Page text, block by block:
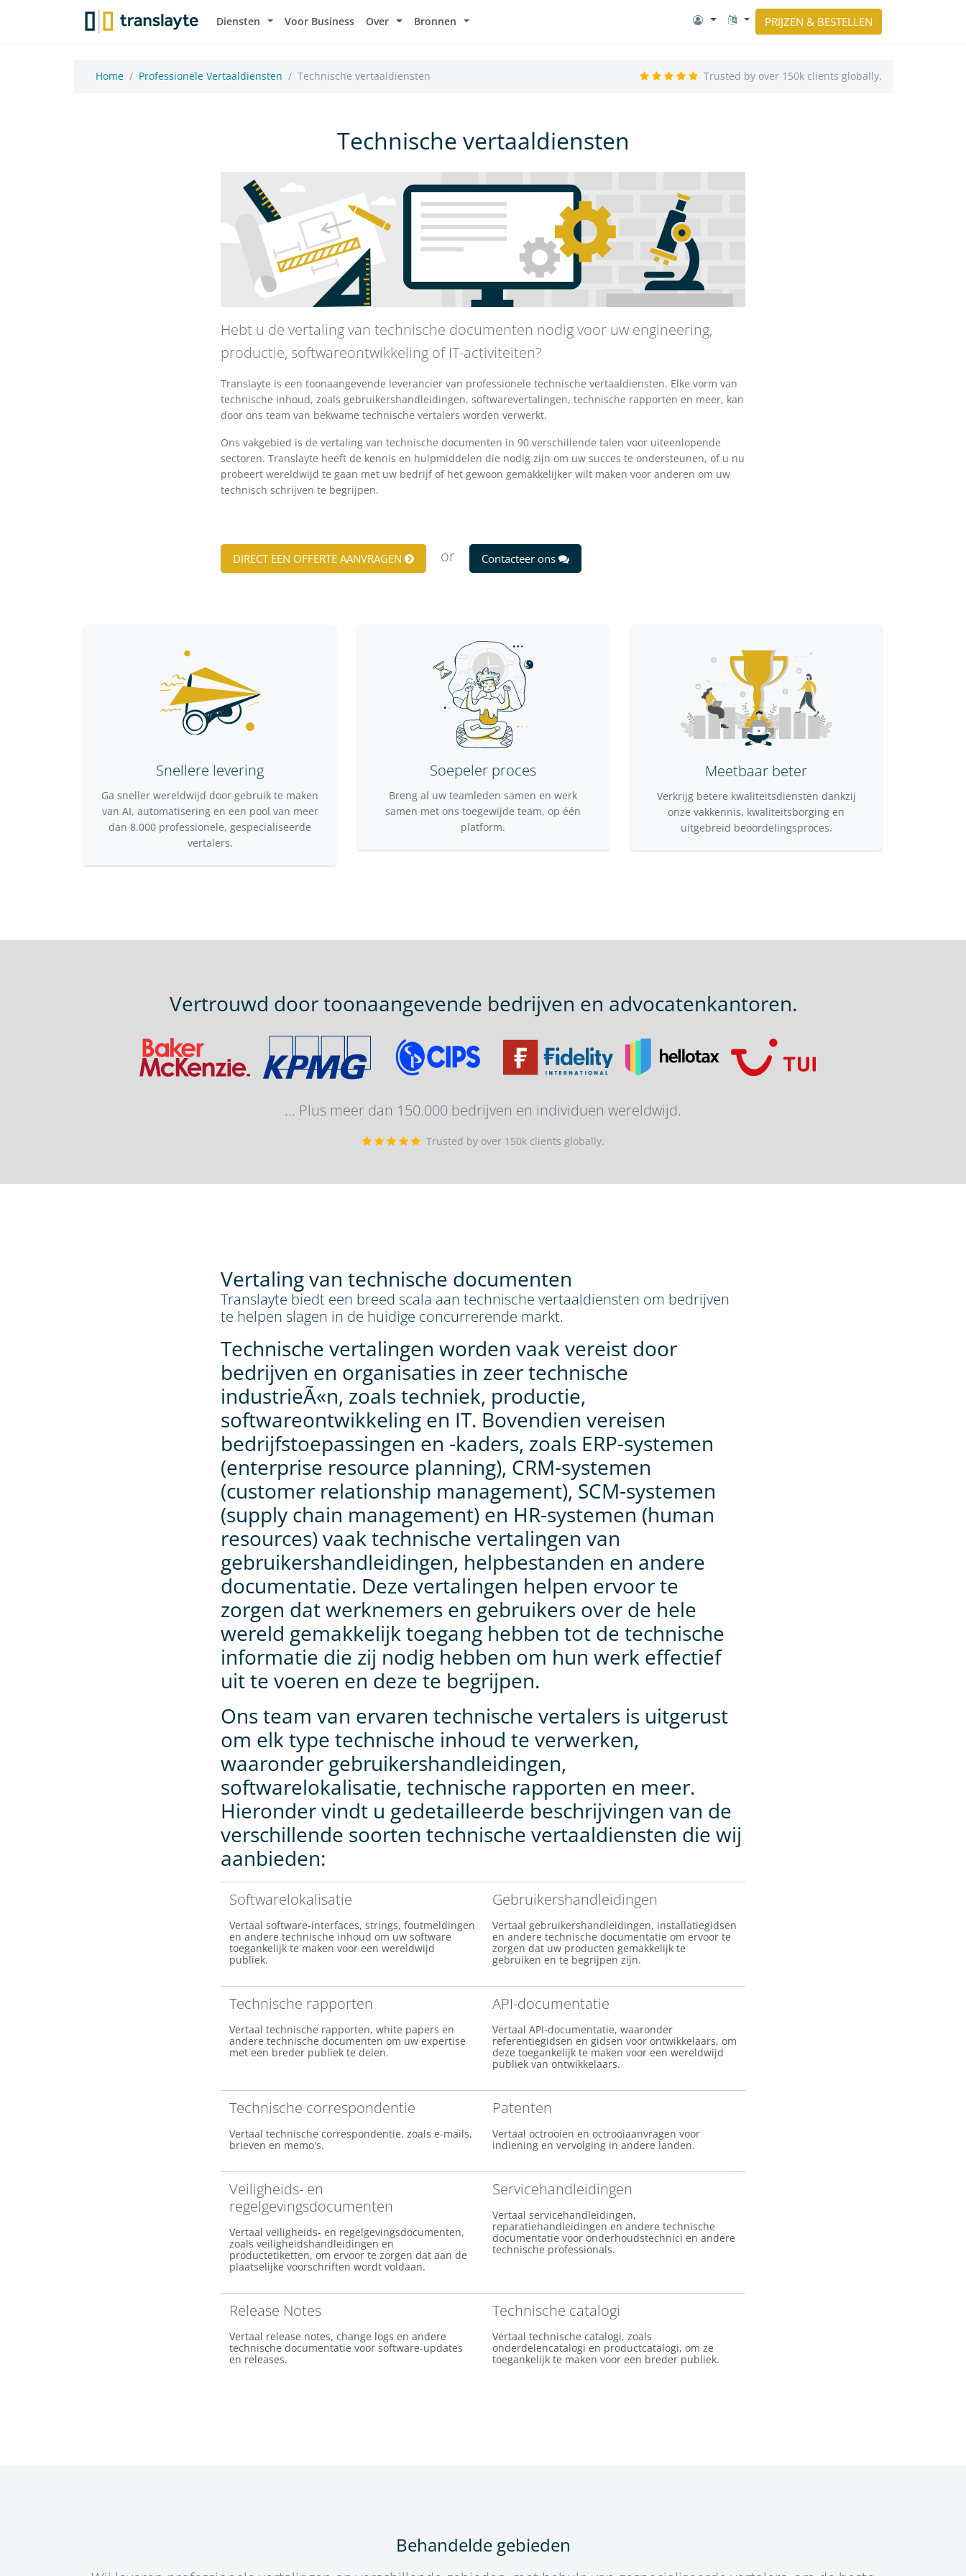
Diensten Voor Business Over Bronnen PRIJZEN & BESTELLEN
Home Professionele Vertaaldiensten Technische vertaaldiensten Trusted by over 150k clients globally.
Technische vertaaldiensten
Hebt u de vertaling van technische documenten nodig voor uw engineering,
productie, softwareontwikkeling of IT-activiteiten?
Translayte is een toonaangevende leverancier van professionele technische vertaaldiensten. Elke vorm van
technische inhoud, zoals gebruikershandleidingen, softwarevertalingen, technische rapporten en meer, kan
door ons team van bekwame technische vertalers worden verwerkt.
Ons vakgebied is de vertaling van technische documenten in 90 verschillende talen voor uiteenlopende
sectoren. Translayte heeft de kennis en hulpmiddelen die nodig zijn om uw succes te ondersteunen, of u nu
probeert wereldwijd te gaan met uw bedrijf of het gewoon gemakkelijker wilt maken voor anderen om uw
technisch schrijven te begrijpen.
DIRECT EEN OFFERTE AANVRAGEN or Contacteer ons
Snellere levering
Ga sneller wereldwijd door gebruik te maken
van AI, automatisering en een pool van meer
dan 8.000 professionele, gespecialiseerde
vertalers.
Soepeler proces
Breng al uw teamleden samen en werk
samen met ons toegewijde team, op één
platform.
Meetbaar beter
Verkrijg betere kwaliteitsdiensten dankzij
onze vakkennis, kwaliteitsborging en
uitgebreid beoordelingsproces.
Vertrouwd door toonaangevende bedrijven en advocatenkantoren.
... Plus meer dan 150.000 bedrijven en individuen wereldwijd.
Trusted by over 150k clients globally.
Vertaling van technische documenten
Translayte biedt een breed scala aan technische vertaaldiensten om bedrijven
te helpen slagen in de huidige concurrerende markt.
Technische vertalingen worden vaak vereist door
bedrijven en organisaties in zeer technische
industrieÃ«n, zoals techniek, productie,
softwareontwikkeling en IT. Bovendien vereisen
bedrijfstoepassingen en -kaders, zoals ERP-systemen
(enterprise resource planning), CRM-systemen
(customer relationship management), SCM-systemen
(supply chain management) en HR-systemen (human
resources) vaak technische vertalingen van
gebruikershandleidingen, helpbestanden en andere
documentatie. Deze vertalingen helpen ervoor te
zorgen dat werknemers en gebruikers over de hele
wereld gemakkelijk toegang hebben tot de technische
informatie die zij nodig hebben om hun werk effectief
uit te voeren en deze te begrijpen.
Ons team van ervaren technische vertalers is uitgerust
om elk type technische inhoud te verwerken,
waaronder gebruikershandleidingen,
softwarelokalisatie, technische rapporten en meer.
Hieronder vindt u gedetailleerde beschrijvingen van de
verschillende soorten technische vertaaldiensten die wij
aanbieden:
Softwarelokalisatie
Vertaal software-interfaces, strings, foutmeldingen
en andere technische inhoud om uw software
toegankelijk te maken voor een wereldwijd
publiek.
Gebruikershandleidingen
Vertaal gebruikershandleidingen, installatiegidsen
en andere technische documentatie om ervoor te
zorgen dat uw producten gemakkelijk te
gebruiken en te begrijpen zijn.
Technische rapporten
Vertaal technische rapporten, white papers en
andere technische documenten om uw expertise
met een breder publiek te delen.
API-documentatie
Vertaal API-documentatie, waaronder
referentiegidsen en gidsen voor ontwikkelaars, om
deze toegankelijk te maken voor een wereldwijd
publiek van ontwikkelaars.
Technische correspondentie
Vertaal technische correspondentie, zoals e-mails,
brieven en memo's.
Patenten
Vertaal octrooien en octrooiaanvragen voor
indiening en vervolging in andere landen.
Veiligheids- en
regelgevingsdocumenten
Vertaal veiligheids- en regelgevingsdocumenten,
zoals veiligheidshandleidingen en
productetiketten, om ervoor te zorgen dat aan de
plaatselijke voorschriften wordt voldaan.
Servicehandleidingen
Vertaal servicehandleidingen,
reparatiehandleidingen en andere technische
documentatie voor onderhoudstechnici en andere
technische professionals.
Release Notes
Vertaal release notes, change logs en andere
technische documentatie voor software-updates
en releases.
Technische catalogi
Vertaal technische catalogi, zoals
onderdelencatalogi en productcatalogi, om ze
toegankelijk te maken voor een breder publiek.
Behandelde gebieden